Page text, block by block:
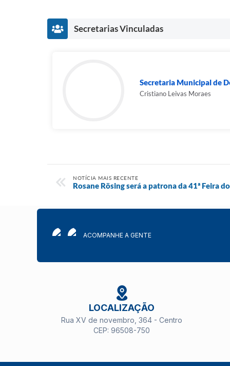
Secretarias Vinculadas
Secretaria Municipal de
Cristiano Leivas Moraes
NOTÍCIA MAIS RECENTE
Rosane Rösing será a patrona da 41ª Feira
ACOMPANHE A GENTE
LOCALIZAÇÃO
Rua XV de novembro, 364 - Centro
CEP: 96508-750